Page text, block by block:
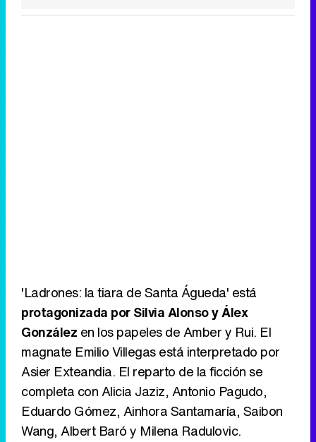
'Ladrones: la tiara de Santa Águeda' está
protagonizada por Silvia Alonso y Álex
González en los papeles de Amber y Rui. El
magnate Emilio Villegas está interpretado por
Asier Exteandia. El reparto de la ficción se
completa con Alicia Jaziz, Antonio Pagudo,
Eduardo Gómez, Ainhora Santamaría, Saibon
Wang, Albert Baró y Milena Radulovic.